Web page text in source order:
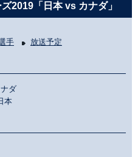
2019「日本 vs カナダ」
手 放送予定
ダ
本